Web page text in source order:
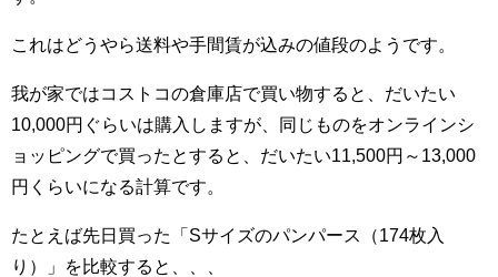
これはどうやら送料や手間賃が込みの値段のようです。
我が家ではコストコの倉庫店で買い物すると、だいたい
10,000円ぐらいは購入しますが、同じものをオンラインシ
ョッピングで買ったとすると、だいたい11,500円～ 13,000
円くらいになる計算です。
たとえば先日買った「Sサイズのパンパース（174枚入
り）」を比較すると、、、